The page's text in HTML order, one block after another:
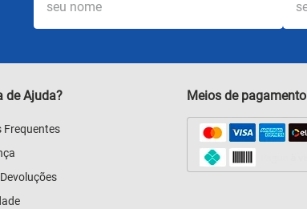
de Ajuda?
Frequentes
Meios de pagamento